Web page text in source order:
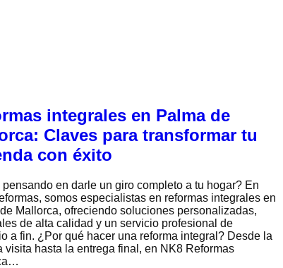
integrales en Palma de
Claves para transformar tu
con éxito
pensando en darle un giro completo a tu hogar? En
somos especialistas en reformas integrales en
Mallorca, ofreciendo soluciones personalizadas,
de alta calidad y un servicio profesional de
a fin. ¿Por qué hacer una reforma integral? Desde la
visita hasta la entrega final, en NK8 Reformas